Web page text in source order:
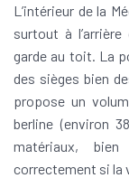
L’intérieur de la
surtout à
garde au toit. La
des sièges bien
propose un
berline (environ
matériaux,
correctement si la